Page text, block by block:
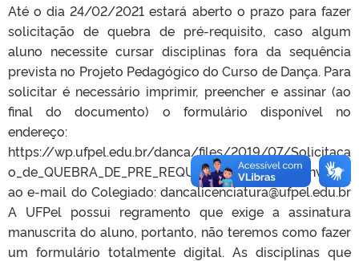
Até o dia 24/02/2021 estará aberto o prazo para fazer
solicitação de quebra de pré-requisito, caso algum
aluno necessite cursar disciplinas fora da sequência
prevista no Projeto Pedagógico do Curso de Dança. Para
solicitar é necessário imprimir, preencher e assinar (ao
final do documento) o formulário disponível no
endereço:
https://wp.ufpel.edu.br/danca/files/2019/07/Solicitaca
o_de_QUEBRA_DE_PRE_REQUISITO_CG.pdf e enviá-lo
ao e-mail do Colegiado: dancalicenciatura@ufpel.edu.br
A UFPel possui regramento que exige a assinatura
manuscrita do aluno, portanto, não teremos como fazer
um formulário totalmente digital. As disciplinas que